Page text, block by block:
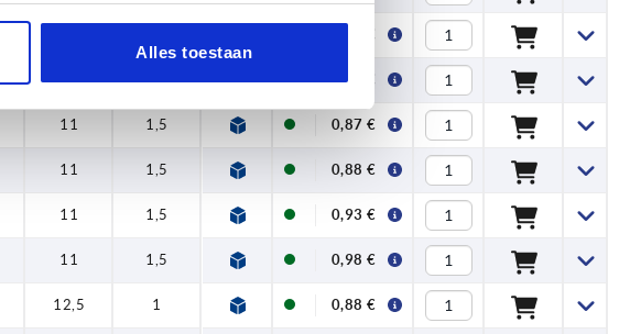
Alles toestaan
0,86 €
11 1,5 0,87 €
11 1,5 0,87 €
11 1,5 0,88 €
11 1,5 0,93 €
11 1,5 0,98 €
12,5 1 0,88 €